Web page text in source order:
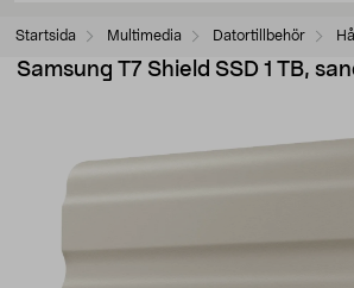
Startsida Multimedia Datortillbehör
Samsung T7 Shield SSD 1 TB,